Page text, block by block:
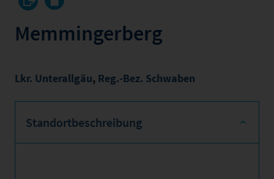
Memmingerberg
Lkr. Unterallgäu, Reg.-Bez. Schwaben
Standortbeschreibung